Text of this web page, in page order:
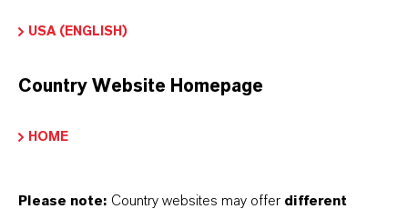
USA (ENGLISH)
Country Website Homepage
HOME
Please note: Country websites may offer different